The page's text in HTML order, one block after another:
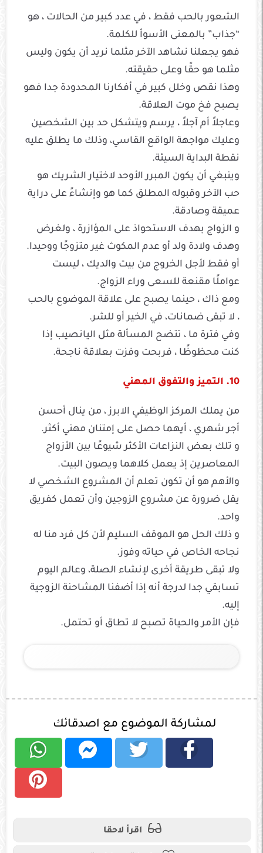
الشعور بالحب فقط ، في عدد كبير من الحالات ، هو
“جذاب” بالمعنى الأسوأ للكلمة.
فهو يجعلنا نشاهد الآخر مثلما نريد أن يكون وليس
مثلما هو حقًا وعلى حقيقته.
وهذا نقص وخلل كبير في أفكارنا المحدودة جدا فهو
يصبح فخ موت العلاقة.
وعاجلاً أم آجلاً ، يرسم ويتشكل حد بين الشخصين
وعليك مواجهة الواقع القاسي، وذلك ما يطلق عليه
نقطة البداية السيئة.
وينبغي أن يكون المبرر الأوحد لاختيار الشريك هو
حب الآخر وقبوله المطلق كما هو وإنشاءً على دراية
عميقة وصادقة.
و الزواج بهدف الاستحواذ على المؤازرة ، ولغرض
وهدف ولادة ولد أو عدم المكوث غير متزوجًا ووحيدا.
أو فقط لأجل الخروج من بيت والديك ، ليست
عواملًا مقنعة للسعى وراء الزواج.
ومع ذاك ، حينما يصبح على علاقة الموضوع بالحب
، لا تبقى ضمانات، في الخير أو للشر.
وفي فترة ما ، تتضح المسألة مثل اليانصيب إذا
كنت محظوظًا ، فربحت وفزت بعلاقة ناجحة.
10. التميز والتفوق المهني
من يملك المركز الوظيفي الابرز ، من ينال أحسن
أجر شهري ، أيهما حصل على إمتنان مهني أكثر.
و تلك بعض النزاعات الأكثر شيوعًا بين الأزواج
المعاصرين إذ يعمل كلاهما ويصون البيت.
والأهم هو أن تكون تعلم أن المشروع الشخصي لا
يقل ضرورة عن مشروع الزوجين وأن تعمل كفريق
واحد.
و ذلك الحل هو الموقف السليم لأن كل فرد منا له
نجاحه الخاص في حياته وفوز.
ولا تبقى طريقة أخرى لإنشاء الصلة، وعالم اليوم
تسابقي جدا لدرجة أنه إذا أضفنا المشاحنة الزوجية
إليه.
فإن الأمر والحياة تصبح لا تطاق أو تحتمل.
لمشاركة الموضوع مع اصدقائك
اقرأ لاحقا